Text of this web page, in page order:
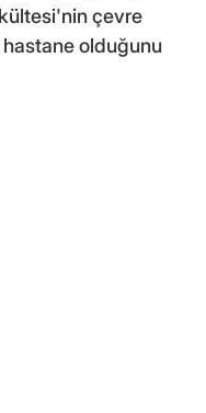
çevre
olduğunu